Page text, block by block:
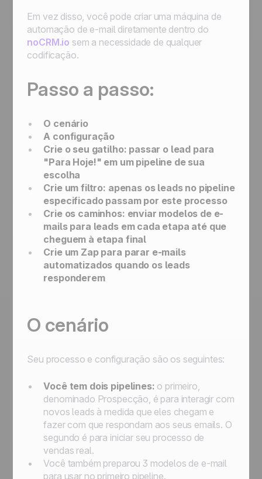
Em vez disso, você pode criar uma máquina de
automação de e-mail diretamente dentro do
noCRM.io sem a necessidade de qualquer
codificação.
Passo a passo:
O cenário
A configuração
Crie o seu gatilho: passar o lead para
"Para Hoje!" em um pipeline de sua
escolha
Crie um filtro: apenas os leads no pipeline
especificado passam por este processo
Crie os caminhos: enviar modelos de e-
mails para leads em cada etapa até que
cheguem à etapa final
Crie um Zap para parar e-mails
automatizados quando os leads
responderem
O cenário
Seu processo e configuração são os seguintes:
Você tem dois pipelines: o primeiro,
denominado Prospecção, é para interagir com
novos leads à medida que eles chegam e
fazer com que respondam aos seus emails. O
segundo é para iniciar seu processo de
vendas real.
Você também preparou 3 modelos de e-mail
para usar no primeiro pipeline.